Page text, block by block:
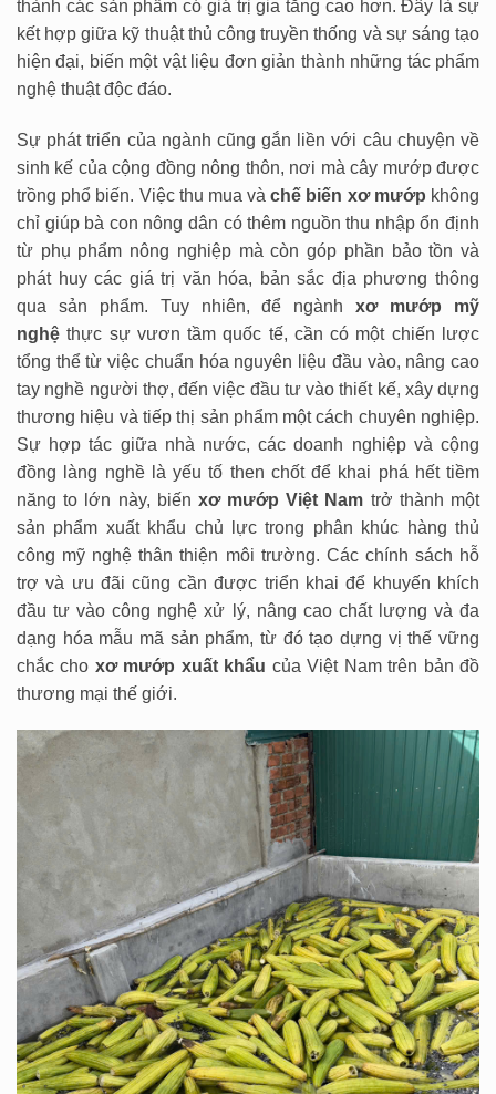
thành các sản phẩm có giá trị gia tăng cao hơn. Đây là sự
kết hợp giữa kỹ thuật thủ công truyền thống và sự sáng tạo
hiện đại, biến một vật liệu đơn giản thành những tác phẩm
nghệ thuật độc đáo.
Sự phát triển của ngành cũng gắn liền với câu chuyện về
sinh kế của cộng đồng nông thôn, nơi mà cây mướp được
trồng phổ biến. Việc thu mua vàchế biến xơ mướp không
chỉ giúp bà con nông dân có thêm nguồn thu nhập ổn định
từ phụ phẩm nông nghiệp mà còn góp phần bảo tồn và
phát huy các giá trị văn hóa, bản sắc địa phương thông
qua sản phẩm. Tuy nhiên, để ngànhxơ mướp mỹ
nghệ thực sự vươn tầm quốc tế, cần có một chiến lược
tổng thể từ việc chuẩn hóa nguyên liệu đầu vào, nâng cao
tay nghề người thợ, đến việc đầu tư vào thiết kế, xây dựng
thương hiệu và tiếp thị sản phẩm một cách chuyên nghiệp.
Sự hợp tác giữa nhà nước, các doanh nghiệp và cộng
đồng làng nghề là yếu tố then chốt để khai phá hết tiềm
năng to lớn này, biến xơ mướp Việt Nam trở thành một
sản phẩm xuất khẩu chủ lực trong phân khúc hàng thủ
công mỹ nghệ thân thiện môi trường. Các chính sách hỗ
trợ và ưu đãi cũng cần được triển khai để khuyến khích
đầu tư vào công nghệ xử lý, nâng cao chất lượng và đa
dạng hóa mẫu mã sản phẩm, từ đó tạo dựng vị thế vững
chắc cho xơ mướp xuất khẩu của Việt Nam trên bản đồ
thương mại thế giới.